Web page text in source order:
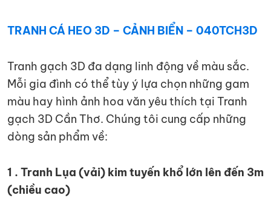
TRANH CÁ HEO 3D – CẢNH BIỂN – 040TCH3D
Tranh gạch 3D đa dạng linh động về màu sắc.
Mỗi gia đình có thể tùy ý lựa chọn những gam
màu hay hình ảnh hoa văn yêu thích tại Tranh
gạch 3D Cần Thơ. Chúng tôi cung cấp những
dòng sản phẩm về:
1 . Tranh Lụa (vải) kim tuyến khổ lớn lên đến 3m
(chiều cao)